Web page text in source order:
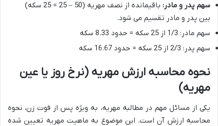
سهم پدر و مادر:
باقیمانده از نصف مهریه (50 – 25 = 25 سکه)
بین پدر و مادر تقسیم می شود.
سهم مادر: 1/3 از 25 سکه = حدود 8.33 سکه
سهم پدر: 2/3 از 25 سکه = حدود 16.67 سکه
نحوه محاسبه ارزش مهریه (نرخ روز یا عین
مهریه)
یکی از مسائل مهم در مطالبه مهریه، به ویژه پس از فوت زن، نحوه
محاسبه ارزش آن است. این موضوع به ماهیت مهریه تعیین شده